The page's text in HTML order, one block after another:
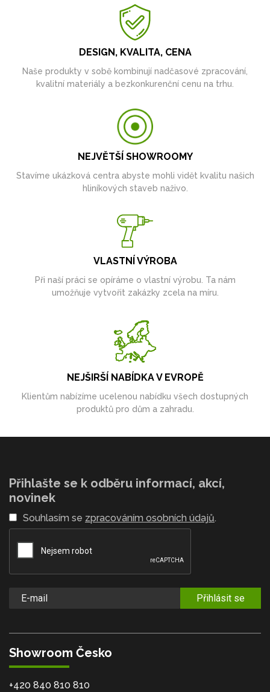
DESIGN, KVALITA, CENA
Naše produkty v sobě kombinují nadčasové zpracování,
kvalitní materiály a bezkonkurenční cenu na trhu.
NEJVĚTŠÍ SHOWROOMY
Stavíme ukázková centra abyste mohli vidět kvalitu našich
hliníkových staveb naživo.
VLASTNÍ VÝROBA
Při naší práci se opíráme o vlastní výrobu. Ta nám
umožňuje vytvořit zakázky zcela na míru.
NEJŠIRŠÍ NABÍDKA V EVROPĚ
Klientům nabízíme ucelenou nabídku všech dostupných
produktů pro dům a zahradu.
Přihlašte se k odběru informací, akcí,
novinek
Souhlasím se zpracováním osobních údajů.
Přihlásit se
Showroom Česko
+420 840 810 810